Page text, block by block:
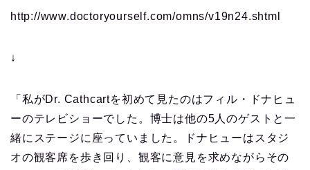
http://www.doctoryourself.com/omns/v19n24.shtml
↓
「私がDr. Cathcartを初めて見たのはフィル・ドナヒュ
ーのテレビショーでした。博士は他の5人のゲストと一
緒にステージに座っていました。ドナヒューはスタジ
オの観客席を歩き回り、観客に意見を求めながらその